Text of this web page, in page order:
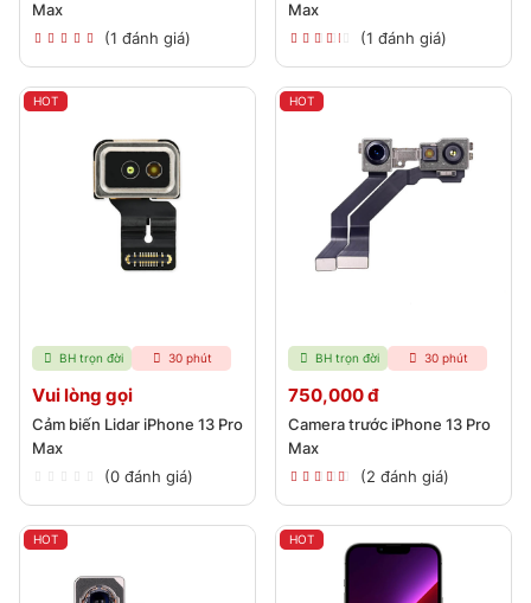
Max
(1 đánh giá)
Max
(1 đánh giá)
HOT
BH trọn đời 30 phút
Vui lòng gọi
Cảm biến Lidar iPhone 13 Pro
Max
(0 đánh giá)
HOT
BH trọn đời 30 phút
750,000 đ
Camera trước iPhone 13 Pro
Max
(2 đánh giá)
HOT HOT